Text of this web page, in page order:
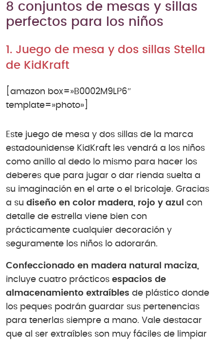
8 conjuntos de mesas y sillas
perfectos para los niños
1. Juego de mesa y dos sillas Stella
de KidKraft
[amazon box=»B0002M9LP6″
template=»photo»]
Este juego de mesa y dos sillas de la marca
estadounidense KidKraft les vendrá a los niños
como anillo al dedo lo mismo para hacer los
deberes que para jugar o dar rienda suelta a
su imaginación en el arte o el bricolaje. Gracias
a su diseño en color madera, rojo y azul
con
detalle de estrella viene bien con
prácticamente cualquier decoración y
seguramente los niños lo adorarán.
Confeccionado en madera natural maciza,
incluye cuatro prácticos espacios de
almacenamiento extraíbles de plástico donde
los peques podrán guardar sus pertenencias
para tenerlas siempre a mano. Vale destacar
que al ser extraíbles son muy fáciles de limpiar